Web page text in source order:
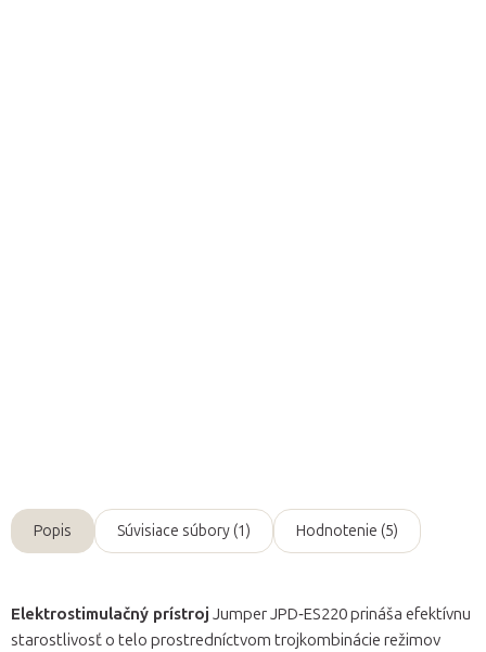
Popis Súvisiace súbory (1) Hodnotenie (5)
Elektrostimulačný prístroj Jumper JPD‑ES220 prináša efektívnu
starostlivosť o telo prostredníctvom trojkombinácie režimov